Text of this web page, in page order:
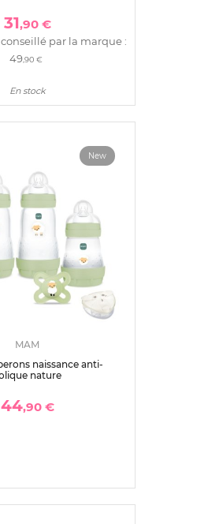
31,90 €
par la marque :
49,90 €
En stock
New
MAM
naissance anti-
nature
44,90 €